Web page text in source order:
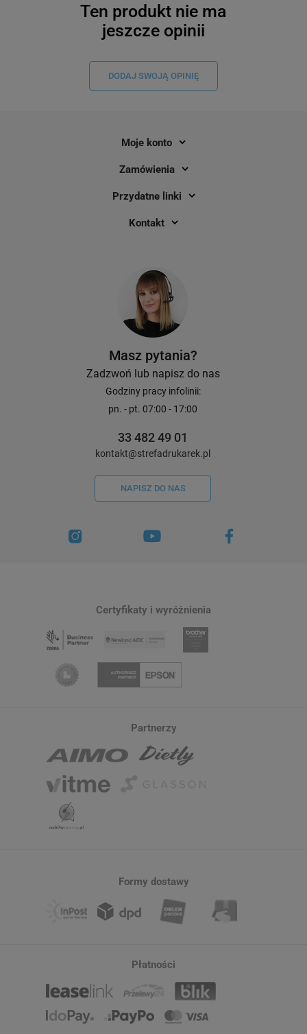
Ten produkt nie ma
jeszcze opinii
DODAJ SWOJĄ OPINIĘ
Moje konto
Zamówienia
Przydatne linki
Kontakt
Masz pytania?
Zadzwoń lub napisz do nas
Godziny pracy infolinii:
pn. - pt. 07:00 - 17:00
33 482 49 01
kontakt@strefadrukarek.pl
NAPISZ DO NAS
Certyfikaty i wyróżnienia
Partnerzy
Formy dostawy
Płatności